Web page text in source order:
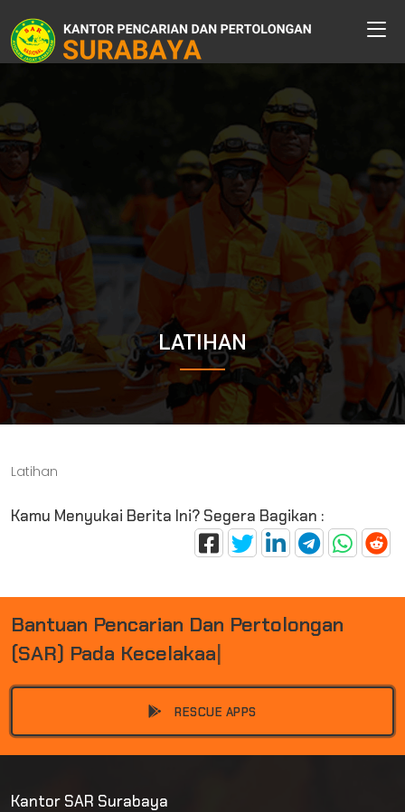
LATIHAN
Latihan
Kamu Menyukai Berita Ini? Segera Bagikan :
BANTUAN PENCARIAN DAN PERTOLONGAN
(SAR) PADA KECELAKAA
RESCUE APPS
Kantor SAR Surabaya